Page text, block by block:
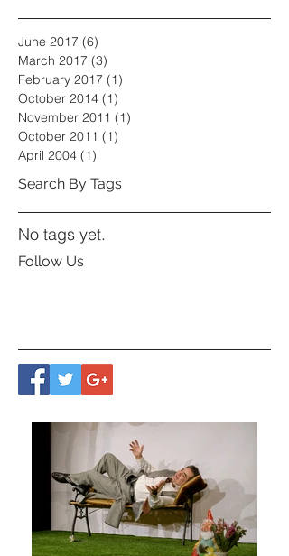
June 2017 (6)
March 2017 (3)
February 2017 (1)
October 2014 (1)
November 2011 (1)
October 2011 (1)
April 2004 (1)
Search By Tags
No tags yet.
Follow Us